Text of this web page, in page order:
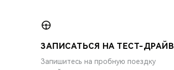
ЗАПИСАТЬСЯ НА ТЕСТ-ДРАЙВ
Запишитесь на пробную поездку